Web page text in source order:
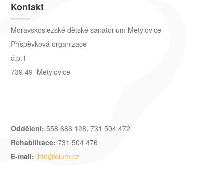
Kontakt
Moravskoslezské dětské sanatorium Metylovice
Příspěvková organizace
č.p.1
739 49 Metylovice
Oddělení: 558 686 128,731 504 472
Rehabilitace: 731 504 476
E-mail: info@olum.cz